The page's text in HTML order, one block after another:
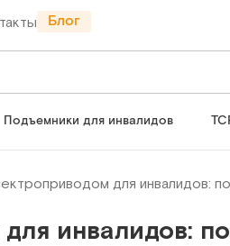
Блог
Подъемники для инвалидов
для инвалидов:
инвалидов: